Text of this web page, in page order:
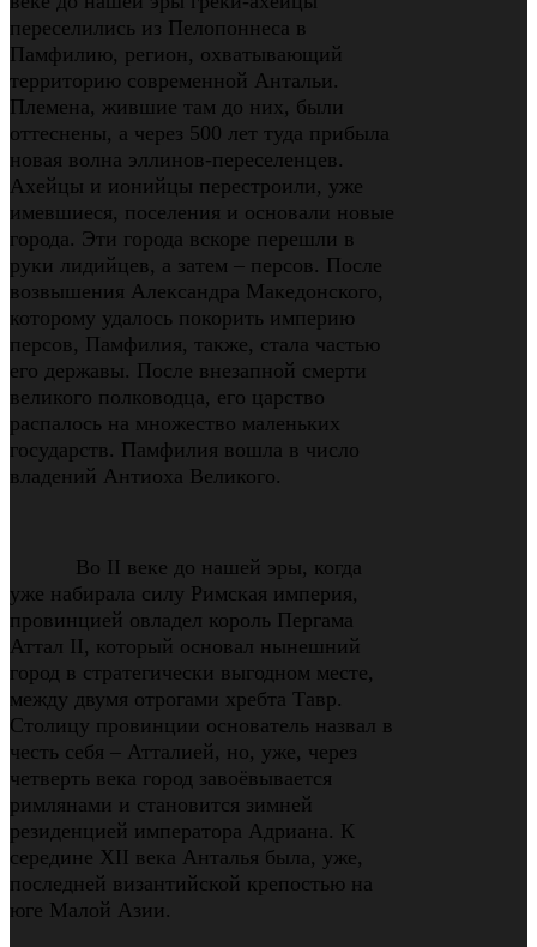
переселились из Пелопоннеса в
Памфилию, регион, охватывающий
территорию современной Антальи.
Племена, жившие там до них, были
оттеснены, а через 500 лет туда прибыла
новая волна эллинов-переселенцев.
Ахейцы и ионийцы перестроили, уже
имевшиеся, поселения и основали новые
города. Эти города вскоре перешли в
руки лидийцев, а затем – персов. После
возвышения Александра Македонского,
которому удалось покорить империю
персов, Памфилия, также, стала частью
его державы. После внезапной смерти
великого полководца, его царство
распалось на множество маленьких
государств. Памфилия вошла в число
владений Антиоха Великого.
Во II веке до нашей эры, когда
уже набирала силу Римская империя,
провинцией овладел король Пергама
Аттал II, который основал нынешний
город в стратегически выгодном месте,
между двумя отрогами хребта Тавр.
Столицу провинции основатель назвал в
честь себя – Атталией, но, уже, через
четверть века город завоёвывается
римлянами и становится зимней
резиденцией императора Адриана. К
середине XII века Анталья была, уже,
последней византийской крепостью на
юге Малой Азии.